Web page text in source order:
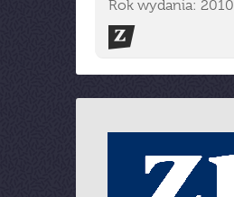
Rok wydania: 2010